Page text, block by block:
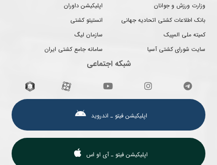
وزارت ورزش و جوانان
بانک اطلاعات کشتی اتحادیه جهانی
کمیته ملی المپیک
سایت شورای کشتی آسیا
اپلیکیشن داوران
انستیتو کشتی
سازمان لیگ
سامانه جامع کشتی ایران
شبکه اجتماعی
اپلیکیشن فیتو ـ اندروید
اپلیکیشن فیتو ـ آی او اس